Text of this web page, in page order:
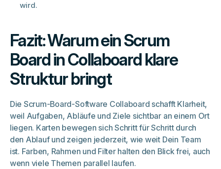
wird.
Fazit: Warum ein Scrum
Board in Collaboard klare
Struktur bringt
Die Scrum-Board-Software Collaboard schafft Klarheit,
weil Aufgaben, Abläufe und Ziele sichtbar an einem Ort
liegen. Karten bewegen sich Schritt für Schritt durch
den Ablauf und zeigen jederzeit, wie weit Dein Team
ist. Farben, Rahmen und Filter halten den Blick frei, auch
wenn viele Themen parallel laufen.